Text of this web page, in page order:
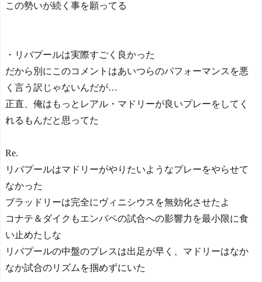
この勢いが続く事を願ってる
・リバプールは実際すごく良かった
だから別にこのコメントはあいつらのパフォーマンスを悪
く言う訳じゃないんだが…
正直、俺はもっとレアル・マドリーが良いプレーをしてく
れるもんだと思ってた
Re.
リバプールはマドリーがやりたいようなプレーをやらせて
なかった
ブラッドリーは完全にヴィニシウスを無効化させたよ
コナテ＆ダイクもエンバペの試合への影響力を最小限に食
い止めたしな
リバプールの中盤のプレスは出足が早く、マドリーはなか
なか試合のリズムを掴めずにいた